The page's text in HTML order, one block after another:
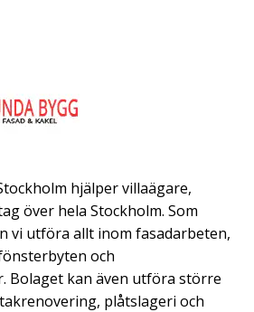
hjälper villaägare,
över hela Stockholm. Som
vi utföra allt inom fasadarbeten,
och
Bolaget kan även utföra större
plåtslageri och